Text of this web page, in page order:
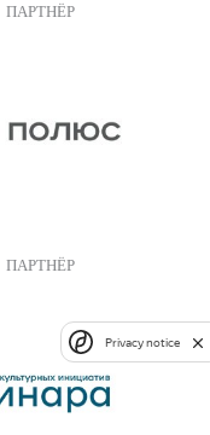
ПАРТНЁР
ПАРТНЁР
Privacy notice